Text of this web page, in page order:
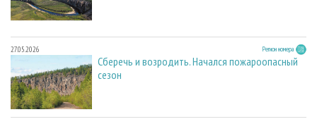
27.05.2026 Регион номера
Сберечь и возродить. Начался пожароопасный
сезон